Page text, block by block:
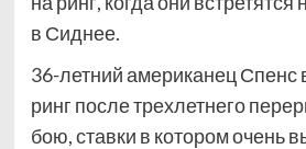
в Сиднее.
36-летний американец Спенс
ринг после трехлетнего
бою, ставки в котором очень